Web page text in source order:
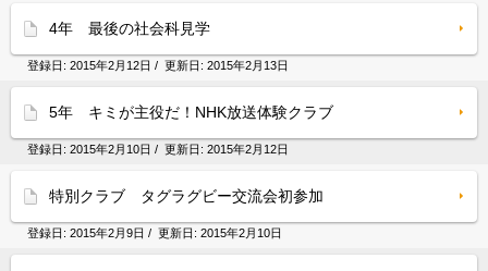
4年 最後の社会科見学
登録日: 2015年2月12日 / 更新日: 2015年2月13日
5年 キミが主役だ！NHK放送体験クラブ
登録日: 2015年2月10日 / 更新日: 2015年2月12日
特別クラブ タグラグビー交流会初参加
登録日: 2015年2月9日 / 更新日: 2015年2月10日